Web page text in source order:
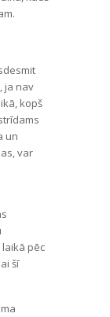
ja nav
kopš
un
var
pēc
šī